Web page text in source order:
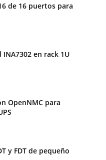
de 16 puertos para
en rack 1U
OpenNMC para
y FDT de pequeño